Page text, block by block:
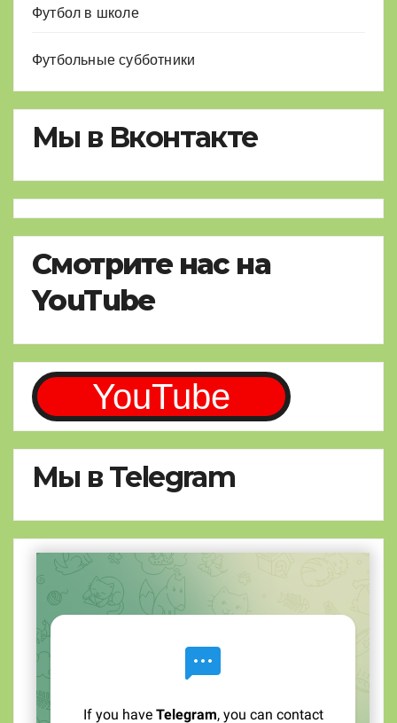
Футбол в школе
Футбольные субботники
Мы в Вконтакте
Смотрите нас на
YouTube
YouTube
Мы в Telegram